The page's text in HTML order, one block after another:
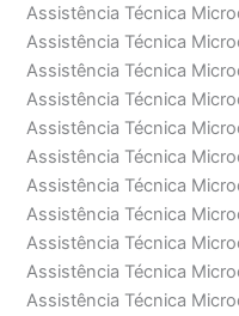
Assistência Técnica
Assistência Técnica
Assistência Técnica
Assistência Técnica
Assistência Técnica
Assistência Técnica
Assistência Técnica
Assistência Técnica
Assistência Técnica
Assistência Técnica
Assistência Técnica